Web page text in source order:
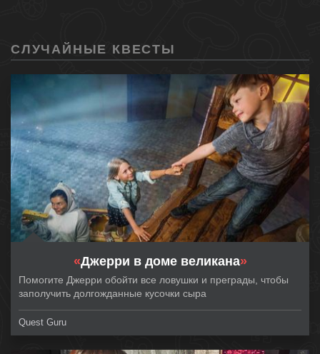
СЛУЧАЙНЫЕ КВЕСТЫ
«Джерри в доме великана»
Помогите Джерри обойти все ловушки и преграды, чтобы
заполучить долгожданные кусочки сыра
Quest Guru